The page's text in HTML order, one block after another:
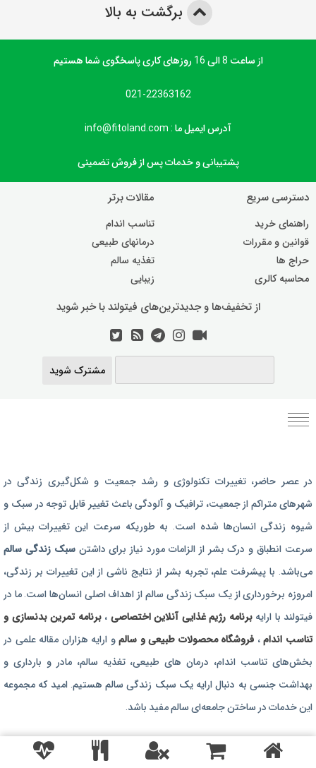
برگشت به بالا
از ساعت 8 الی 16 روزهای کاری پاسخگوی شما هستیم
021-22363162
آدرس ایمیل ما : info@fitoland.com
پشتیبانی و خدمات پس از فروش تضمینی
دسترسی سریع
راهنمای خرید
قوانین و مقررات
حراج ها
محاسبه کالری
مقالات برتر
تناسب اندام
درمانهای طبیعی
تغذیه سالم
زیبایی
از تخفیف‌ها و جدیدترین‌های فیتولند با خبر شوید
مشترک شوید
رژیم غذایی بارداری
برنامه رژیم درمانی
برنامه تمرین بدنسازی
برنامه تمرینی
محصولات طبیعی و سالم
در عصر حاضر،‌ تغییرات تکنولوژی و رشد جمعیت و شکل‌گیری زندگی‌ در
شهرهای متراکم از جمعیت، ترافیک و آلودگی باعث تغییر قابل توجه در سبک و
شیوه زندگی انسان‌ها شده است. به طوریکه سرعت این تغییرات بیش از
سرعت انطباق و درک بشر از الزامات مورد نیاز برای داشتنسبک زندگی سالم
می‌باشد. با پیشرفت علم، تجربه بشر از نتایج ناشی از این تغییرات بر زندگی،
امروزه برخورداری از یک سبک زندگی سالم از اهداف اصلی انسان‌ها است. ما در
فیتولند با ارایهبرنامه رژیم غذایی آنلاین اختصاصی ،برنامه تمرین بدنسازی و
تناسب اندام، فروشگاه محصولات طبیعی و سالمو ارایه هزاران مقاله علمی در
بخش‌های تناسب اندام، درمان های طبیعی، تغذیه سالم، مادر و بارداری و
بهداشت جنسی به دنبال ارایه یک سبک زندگی سالم هستیم. امید که مجموعه
این خدمات در ساختن جامعه‌ای سالم مفید باشد.